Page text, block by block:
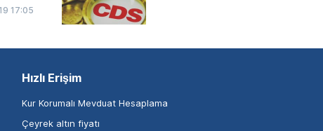
17:05
Hızlı Erişim
Kur Korumalı Mevduat Hesaplama
Çeyrek altın fiyatı